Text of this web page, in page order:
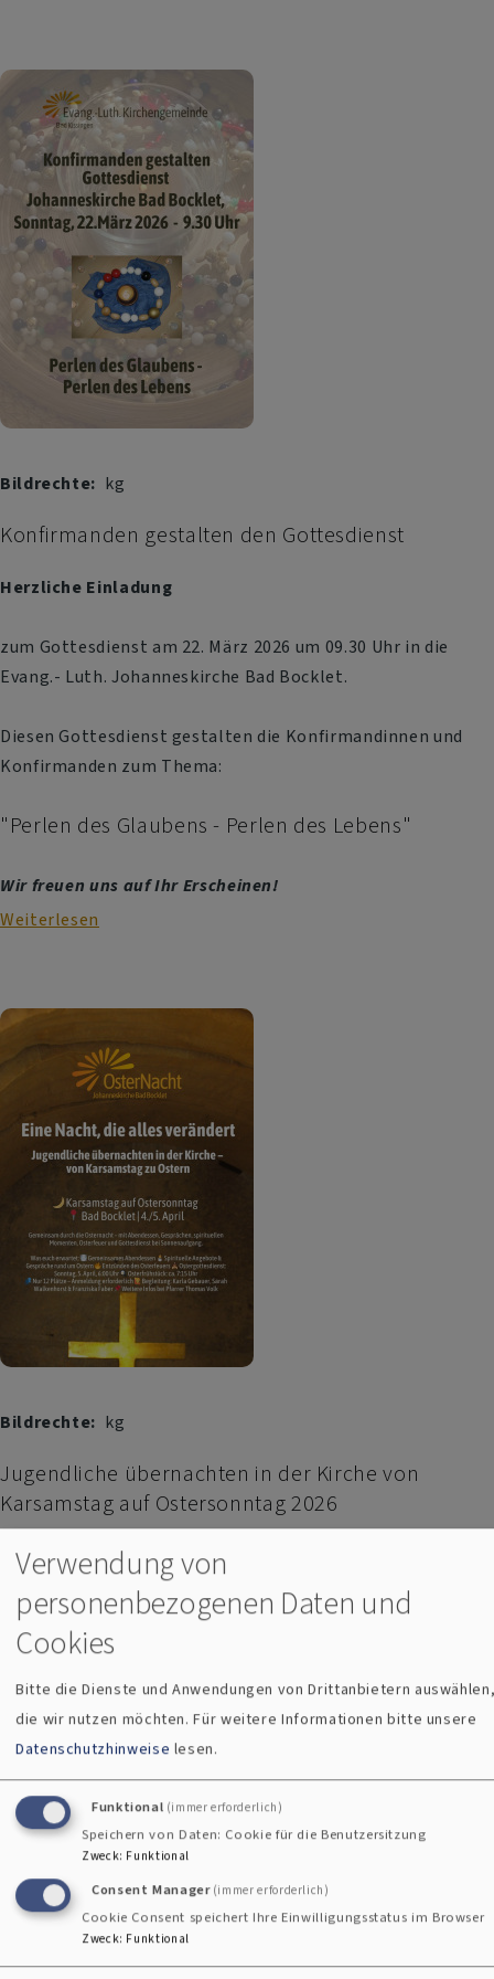
"Miteinander"
April
bis
Juli
2026
online
Bildrechte kg
Konfirmanden gestalten den Gottesdienst
Herzliche Einladung
zum Gottesdienst am 22. März 2026 um 09.30 Uhr in die
Evang.- Luth. Johanneskirche Bad Bocklet.
Diesen Gottesdienst gestalten die Konfirmandinnen und
Konfirmanden zum Thema:
"Perlen des Glaubens - Perlen des Lebens"
Wir freuen uns auf Ihr Erscheinen!
Weiterlesen
den
Gottesdienst
Bildrechte kg
Jugendliche übernachten in der Kirche von
Karsamstag auf Ostersonntag 2026
Übernachten von Karsamstag auf Ostersonntag
Gemeinsam durch die Osternacht – mit Abendessen,
Gesprächen, spirituellen Momenten, Osterfeuer und
🍽 Gemeinsames Abendessen
🕯 Spirituelle Angebote & Gespräche rund um Ostern
🔥 Entzünden des Osterfeuers
⛪ Ostergottesdienst: Sonntag, 5. April, 6:00 Uhr
Verwendung von
personenbezogenen Daten und
Cookies
Bitte die Dienste und Anwendungen von Drittanbietern
die wir nutzen möchten.Für weitere Informationen bitte unsere
Datenschutzhinweise lesen.
Funktional (immer erforderlich)
Speichern von Daten: Cookie für die Benutzersitzung
Zweck: Funktional
Consent Manager (immer erforderlich)
Cookie Consent speichert Ihre Einwilligungsstatus im Browser
Zweck: Funktional